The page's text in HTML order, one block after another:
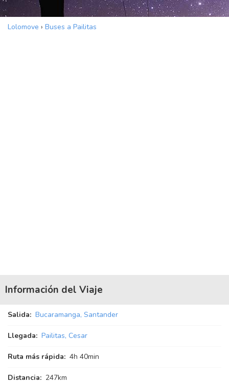
Lolomove › Buses a Pailitas
Información del Viaje
Salida: Bucaramanga, Santander
Llegada: Pailitas, Cesar
Ruta más rápida: 4h 40min
Distancia: 247km